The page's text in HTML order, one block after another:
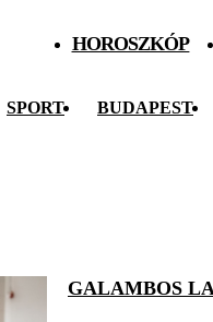
HOROSZKÓP
SPORT BUDAPEST
GALAMBOS